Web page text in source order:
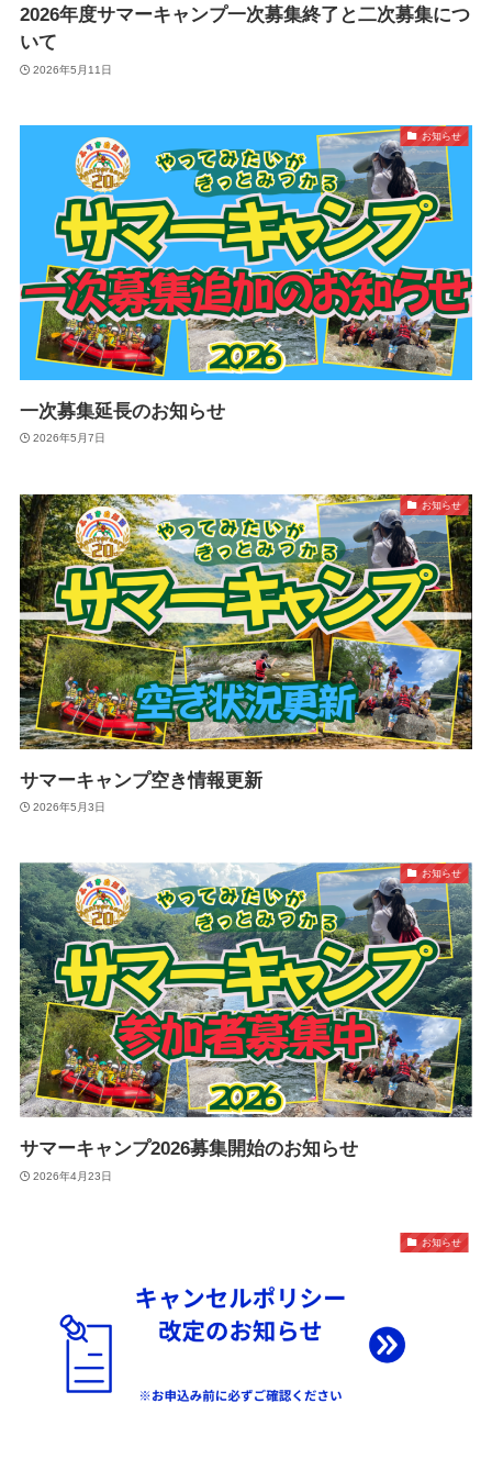
2026年度サマーキャンプ一次募集終了と二次募集につ
いて
2026年5月11日
お知らせ
一次募集延長のお知らせ
2026年5月7日
お知らせ
サマーキャンプ空き情報更新
2026年5月3日
お知らせ
サマーキャンプ2026募集開始のお知らせ
2026年4月23日
お知らせ